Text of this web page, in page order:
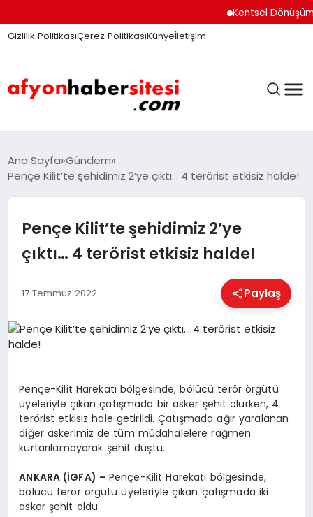
Kentsel Dönüşüm Ofisi
Gizlilik PolitikasıÇerez PolitikasıKünyeİletişim
ANASAYFA
DÜNYA
HABERLER
MAGAZIN
Ana Sayfa Gündem
Pençe Kilit’te şehidimiz 2’ye çıktı… 4 terörist etkisiz halde!
Pençe Kilit’te şehidimiz 2’ye
çıktı… 4 terörist etkisiz halde!
17 Temmuz 2022 Paylaş
Pençe-Kilit Harekatı bölgesinde, bölücü terör örgütü
üyeleriyle çıkan çatışmada bir asker şehit olurken, 4
terörist etkisiz hale getirildi. Çatışmada ağır yaralanan
diğer askerimiz de tüm müdahalelere rağmen
kurtarılamayarak şehit düştü.
ANKARA (İGFA) – Pençe-Kilit Harekatı bölgesinde,
bölücü terör örgütü üyeleriyle çıkan çatışmada iki
asker şehit oldu.